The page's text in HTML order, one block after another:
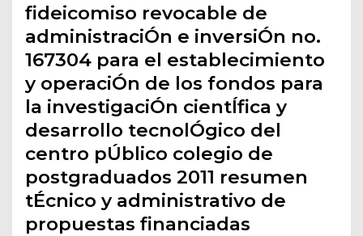
fideicomiso revocable de
administraciÓn e inversiÓn no.
167304 para el establecimiento
y operaciÓn de los fondos para
la investigaciÓn cientÍfica y
desarrollo tecnolÓgico del
centro pÚblico colegio de
postgraduados 2011 resumen
tÉcnico y administrativo de
propuestas financiadas